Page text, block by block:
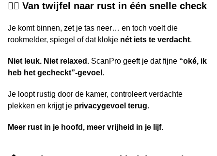
🧘‍♀️ Van twijfel naar rust in één snelle check
Je komt binnen, zet je tas neer… en toch voelt die
rookmelder, spiegel of dat klokje nét iets te verdacht.
Niet leuk. Niet relaxed. ScanPro geeft je dat fijne “oké, ik
heb het gecheckt”-gevoel .
Je loopt rustig door de kamer, controleert verdachte
plekken en krijgt je privacygevoel terug.
Meer rust in je hoofd, meer vrijheid in je lijf.